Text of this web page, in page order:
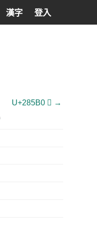
漢字 登入
U+285B0 𨖰 →